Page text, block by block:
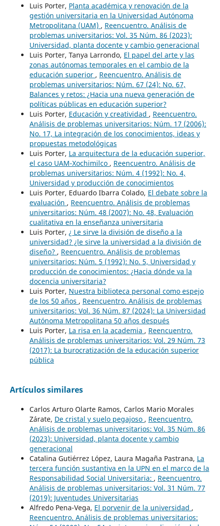
Luis Porter, Planta académica y renovación de la
gestión universitaria en la Universidad Autónoma
Metropolitana (UAM) , Reencuentro. Análisis de
problemas universitarios: Vol. 35 Núm. 86 (2023):
Universidad, planta docente y cambio generacional
Luis Porter, Tanya Larrondo, El papel del arte y las
zonas autónomas temporales en el cambio de la
educación superior , Reencuentro. Análisis de
problemas universitarios: Núm. 67 (24): No. 67,
Balances y retos: ¿Hacia una nueva generación de
políticas públicas en educación superior?
Luis Porter, Educación y creatividad , Reencuentro.
Análisis de problemas universitarios: Núm. 17 (2006):
No. 17, La integración de los conocimientos, ideas y
propuestas metodológicas
Luis Porter, La arquitectura de la educación superior,
el caso UAM-Xochimilco , Reencuentro. Análisis de
problemas universitarios: Núm. 4 (1992): No. 4,
Universidad y producción de conocimientos
Luis Porter, Eduardo Ibarra Colado, El debate sobre la
evaluación , Reencuentro. Análisis de problemas
universitarios: Núm. 48 (2007): No. 48, Evaluación
cualitativa en la enseñanza universitaria
Luis Porter, ¿ Le sirve la división de diseño a la
universidad? ¿le sirve la universidad a la división de
diseño? , Reencuentro. Análisis de problemas
universitarios: Núm. 5 (1992): No. 5, Universidad y
producción de conocimientos: ¿Hacia dónde va la
docencia universitaria?
Luis Porter, Nuestra biblioteca personal como espejo
de los 50 años , Reencuentro. Análisis de problemas
universitarios: Vol. 36 Núm. 87 (2024): La Universidad
Autónoma Metropolitana 50 años después
Luis Porter, La risa en la academia , Reencuentro.
Análisis de problemas universitarios: Vol. 29 Núm. 73
(2017): La burocratización de la educación superior
pública
Artículos similares
Carlos Arturo Olarte Ramos, Carlos Mario Morales
Zárate, De cristal y suelo pegajoso , Reencuentro.
Análisis de problemas universitarios: Vol. 35 Núm. 86
(2023): Universidad, planta docente y cambio
generacional
Catalina Gutiérrez López, Laura Magaña Pastrana, La
tercera función sustantiva en la UPN en el marco de la
Responsabilidad Social Universitaria: , Reencuentro.
Análisis de problemas universitarios: Vol. 31 Núm. 77
(2019): Juventudes Universitarias
Alfredo Pena-Vega, El porvenir de la universidad ,
Reencuentro. Análisis de problemas universitarios: